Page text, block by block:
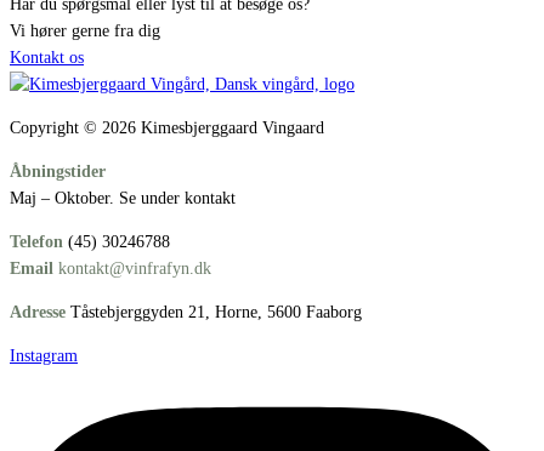
Har du spørgsmål eller lyst til at besøge os?
Vi hører gerne fra dig
Kontakt os
Copyright © 2026 Kimesbjerggaard Vingaard
Åbningstider
Maj – Oktober. Se under kontakt
Telefon (45) 30246788
Email kontakt@vinfrafyn.dk
Adresse Tåstebjerggyden 21, Horne, 5600 Faaborg
Instagram